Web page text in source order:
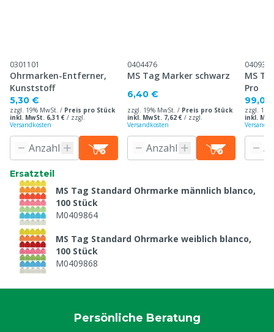
0301101
Ohrmarken-Entferner,
Kunststoff
5,30 €
zzgl. 19% MwSt. / Preis pro Stück
inkl. MwSt. 6,31 € / zzgl.
Versandkosten
0404476
MS Tag Marker schwarz
6,40 €
zzgl. 19% MwSt. / Preis pro Stück
inkl. MwSt. 7,62 € / zzgl.
Versandkosten
0409302
MS
Pro
zzgl.
inkl.
Ersatzteil
MS Tag Standard Ohrmarke männlich blanco,
100 Stück
M0409864
MS Tag Standard Ohrmarke weiblich blanco,
100 Stück
M0409868
Persönliche Beratung